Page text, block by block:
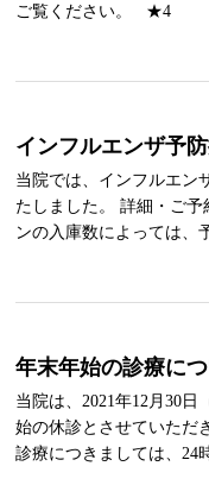
ご覧ください。 ★4
インフルエンザ予
当院では、インフルエン
たしました。 詳細・ご
ンの入庫数によっては、
年末年始の診療に
当院は、2021年12月30日
始の休診とさせていただ
診療につきましては、24